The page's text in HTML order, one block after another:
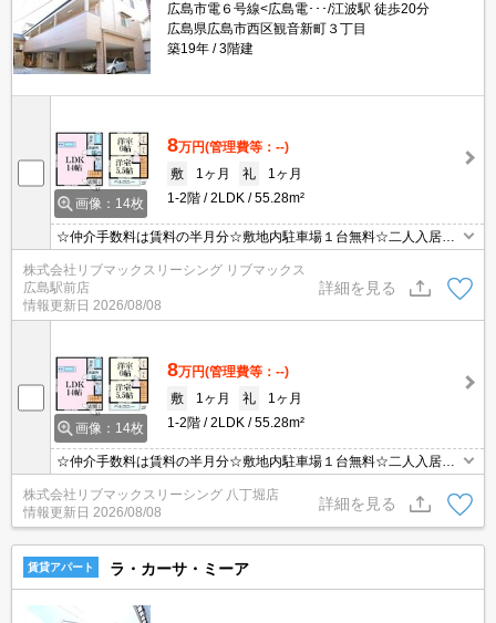
広島市電６号線<広島電･･･/江波駅 徒歩20分
広島県広島市西区観音新町３丁目
築19年
3階建
画像：14枚
8万円(管理費等：--)
敷
1ヶ月 礼
1ヶ月
1-2階
2LDK 55.28m²
☆仲介手数料は賃料の半月分☆敷地内駐車場１台無料☆二人入居相
談可能☆リビング広々１４帖☆近隣にスーパーやコンビニがあり住
環境良好です☆彡
株式会社リブマックスリーシング リブマックス
広島駅前店
情報更新日 2026/08/08
詳細を見る
画像：14枚
8万円(管理費等：--)
敷
1ヶ月 礼
1ヶ月
1-2階
2LDK 55.28m²
☆仲介手数料は賃料の半月分☆敷地内駐車場１台無料☆二人入居相
談可能☆リビング広々１４帖☆近隣にスーパーやコンビニがあり住
環境良好です☆彡
株式会社リブマックスリーシング 八丁堀店
情報更新日 2026/08/08
詳細を見る
賃貸アパート ラ・カーサ・ミーア